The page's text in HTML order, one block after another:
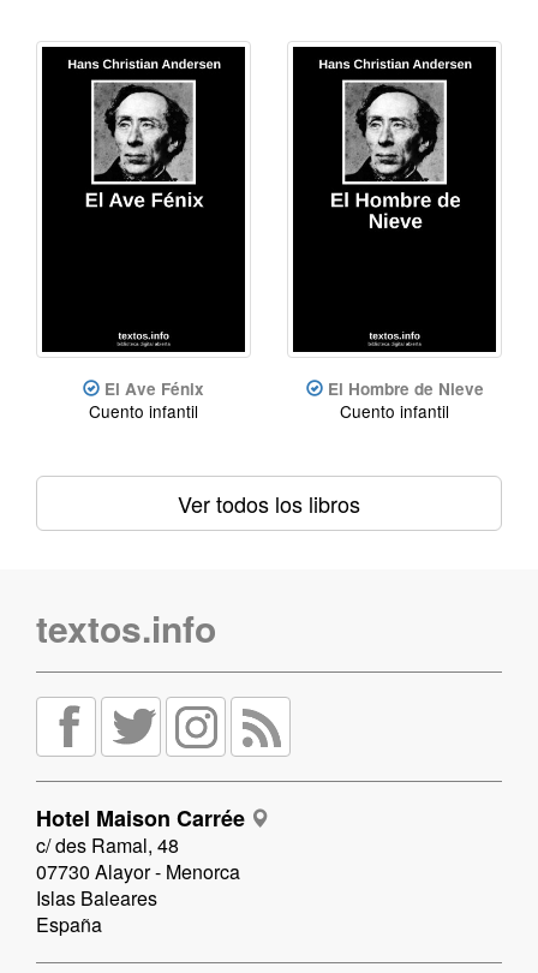
El Ave Fénix
Cuento infantil
El Hombre de Nieve
Cuento infantil
Ver todos los libros
textos.info
Hotel Maison Carrée
c/ des Ramal, 48
07730 Alayor - Menorca
Islas Baleares
España